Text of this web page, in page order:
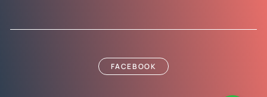
FACEBOOK